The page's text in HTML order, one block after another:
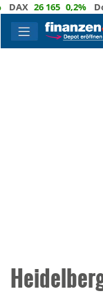
26 165 0,2% Dow